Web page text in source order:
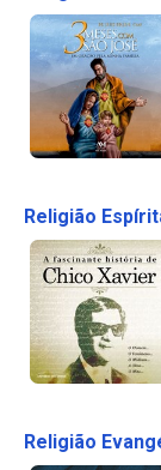
Religião
Religião